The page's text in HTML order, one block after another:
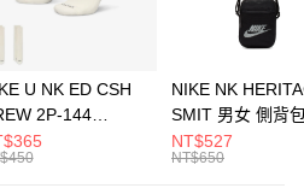
U NK ED CSH
2P-144
男女 短統襪
NIKE NK
SMIT 男女 側背
BA5871010
NT$527
NT$650